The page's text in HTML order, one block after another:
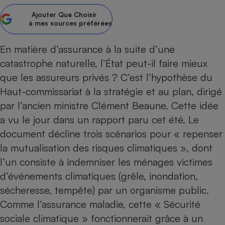
Ajouter Que Choisir
à mes sources préférées
En matière d’assurance à la suite d’une
catastrophe naturelle, l’État peut-il faire mieux
que les assureurs privés ? C’est l’hypothèse du
Haut-commissariat à la stratégie et au plan, dirigé
par l’ancien ministre Clément Beaune. Cette idée
a vu le jour dans un rapport paru cet été. Le
document décline trois scénarios pour « repenser
la mutualisation des risques climatiques », dont
l’un consiste à indemniser les ménages victimes
d’événements climatiques (grêle, inondation,
sécheresse, tempête) par un organisme public.
Comme l’assurance maladie, cette « Sécurité
sociale climatique » fonctionnerait grâce à un
bouteille
Assurance emprunteur
Banque
Lave-linge
Téléviseur
Matelas
Radiateur électrique
Antimoustique